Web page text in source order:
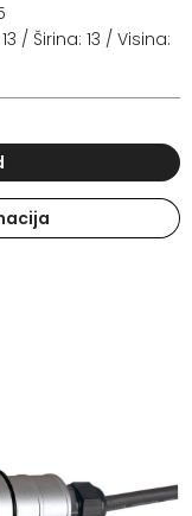
/ Širina: 13 / Visina: